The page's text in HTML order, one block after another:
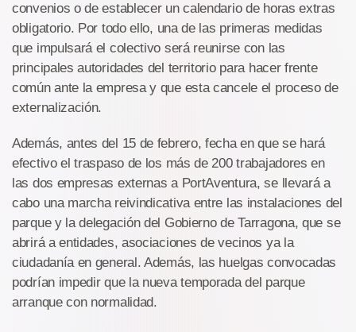
convenios o de establecer un calendario de horas extras
obligatorio. Por todo ello, una de las primeras medidas
que impulsará el colectivo será reunirse con las
principales autoridades del territorio para hacer frente
común ante la empresa y que esta cancele el proceso de
externalización.
Además, antes del 15 de febrero, fecha en que se hará
efectivo el traspaso de los más de 200 trabajadores en
las dos empresas externas a PortAventura, se llevará a
cabo una marcha reivindicativa entre las instalaciones del
parque y la delegación del Gobierno de Tarragona, que se
abrirá a entidades, asociaciones de vecinos ya la
ciudadanía en general. Además, las huelgas convocadas
podrían impedir que la nueva temporada del parque
arranque con normalidad.